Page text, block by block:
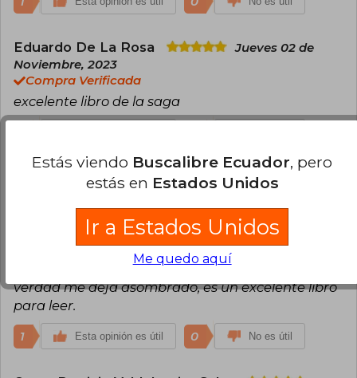
Eduardo De La Rosa
Jueves 02 de
Noviembre, 2023
Compra Verificada
excelente libro de la saga
Pedro Ojeda
Jueves 09 de Noviembre,
Compra Verificada
Muchas de las cosas que escriben ahí, ya las había
leído, pero lo que más me llama la atención es la
cantidad de misterios que existen en chile, la
verdad me deja asombrado, es un excelente libro
para leer.
1 Esta opinión es útil 0 No es útil
Estás viendo Buscalibre Ecuador, pero
estás en Estados Unidos
Ir a Estados Unidos
Me quedo aquí